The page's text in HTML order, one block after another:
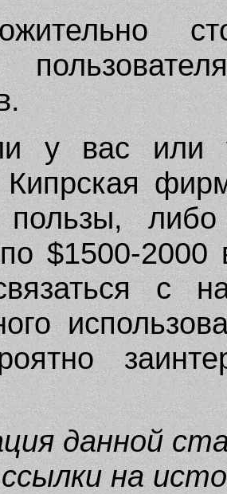
у вас или
пользы,
$1500-
с
данной
на